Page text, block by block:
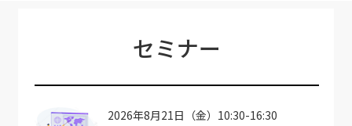
セミナー
2026年8月21日（金）10:30-16:30